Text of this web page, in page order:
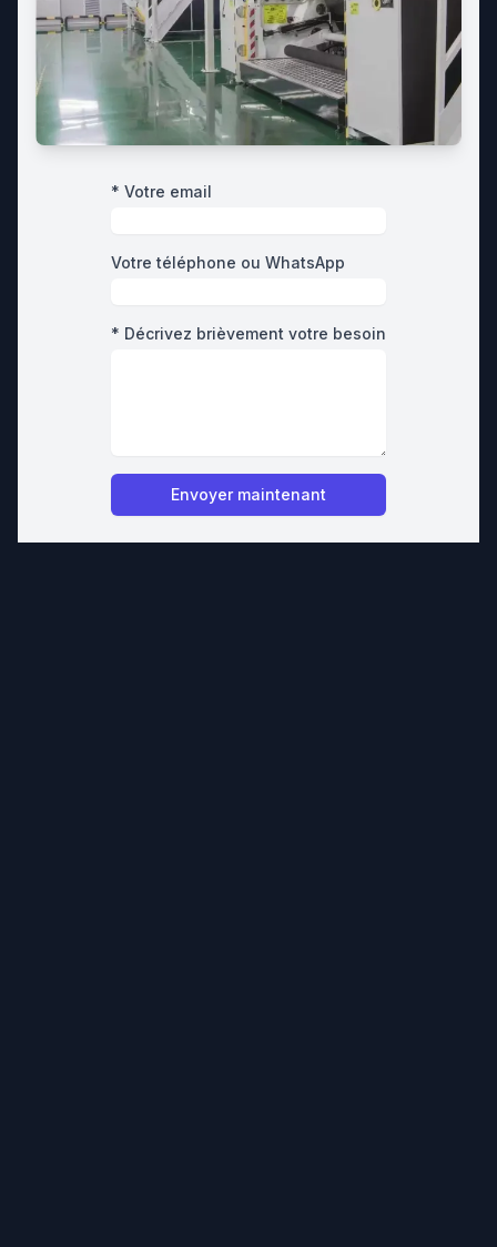
* Votre email
Votre téléphone ou WhatsApp
* Décrivez brièvement votre besoin
Envoyer maintenant